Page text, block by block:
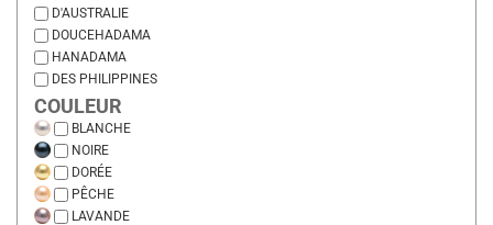
D'AUSTRALIE
DOUCEHADAMA
HANADAMA
DES PHILIPPINES
COULEUR
BLANCHE
NOIRE
DORÉE
PÊCHE
LAVANDE